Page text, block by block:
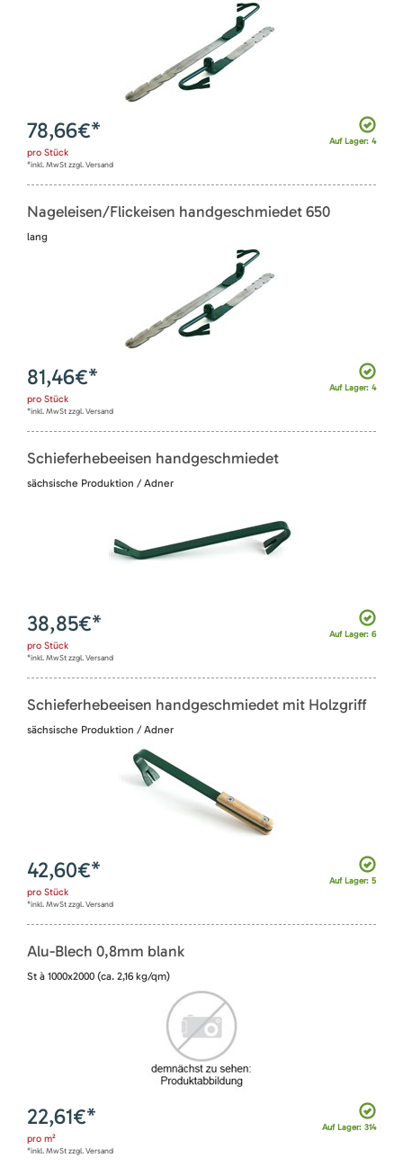
Auf Lager: 4
78,66€*
pro Stück
*inkl. MwSt zzgl. Versand
Nageleisen/Flickeisen handgeschmiedet 650
lang
Auf Lager: 4
81,46€*
pro Stück
*inkl. MwSt zzgl. Versand
Schieferhebeeisen handgeschmiedet
sächsische Produktion / Adner
Auf Lager: 6
38,85€*
pro Stück
*inkl. MwSt zzgl. Versand
Schieferhebeeisen handgeschmiedet mit Holzgriff
sächsische Produktion / Adner
Auf Lager: 5
42,60€*
pro Stück
*inkl. MwSt zzgl. Versand
Alu-Blech 0,8mm blank
St à 1000x2000 (ca. 2,16 kg/qm)
Auf Lager: 314
22,61€*
pro m²
*inkl. MwSt zzgl. Versand